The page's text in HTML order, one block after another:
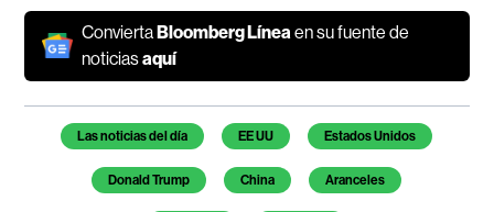
ConviertaBloomberg Línea en su fuente de
noticiasaquí
Temas de este artículo
Las noticias del día EE UU Estados Unidos
Donald Trump China Aranceles